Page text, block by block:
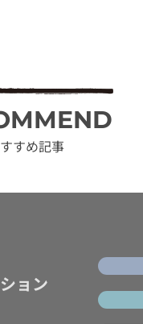
すめ記事
ョン